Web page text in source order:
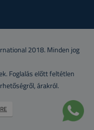
2018. Minden jog
Foglalás előtt feltétlen
árakról.